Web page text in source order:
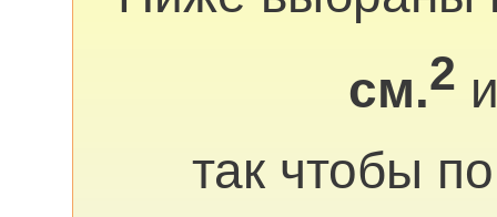
см.2
так чтобы